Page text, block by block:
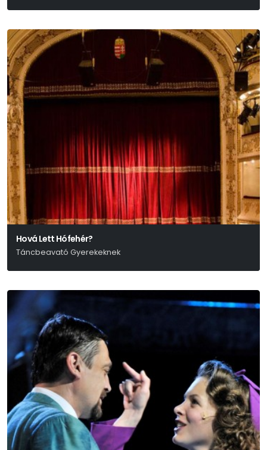
Hová Lett Hófehér?
Táncbeavató Gyerekeknek